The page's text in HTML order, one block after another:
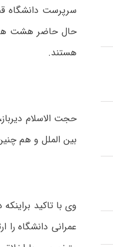
سرپرست دانشگاه
هستند.
حجت الاسلام
بین الملل و هم
وی با تاکید
عمرانی دانشگاه را